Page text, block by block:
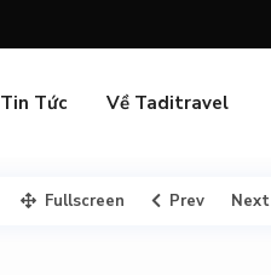
Tin Tức Về Taditravel
Fullscreen Prev Next